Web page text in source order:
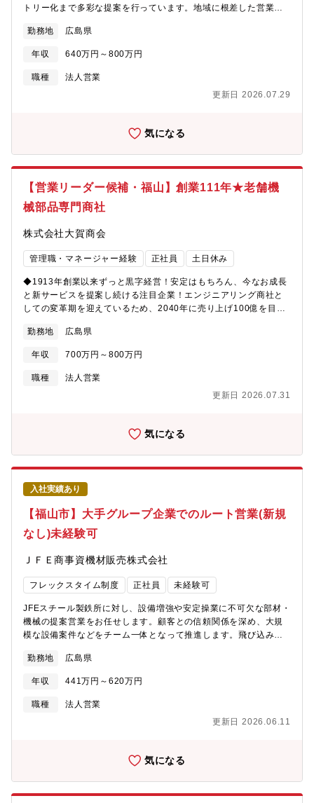
トリー化まで多彩な提案を行っています。地域に根差した営業活
課題に深く入り込んだ提案ができることも特徴です。お客様先へ
訪問し、生産現場の課題やニーズをヒアリング。社内エンジニア
やメーカー担当者と打ち合わせを重ねながら、FA機器やロボッ
ト、IoTシステム、空調・照明設備などを組み合わせた最適な提案
当し、導入後のフォローまで一貫して携わります。【職務詳細】■
ット・DXシステムの提案■社内技術部門・メーカーとの仕様打ち
合わせ■協力会社との工事調整■設備導入時の立会い■導入後のアフ
ターフォロー
勤務地 広島県
年収 640万円～800万円
職種
法人営業
更新日 2026.07.29
気になる
【営業リーダー候補・福山】創業111年★老舗機
械部品専門商社
株式会社大賀商会
管理職・マネージャー経験 正社員 土日休み
◆1913年創業以来ずっと黒字経営！安定はもちろん、今なお成長
と新サービスを提案し続ける注目企業！エンジニアリング商社と
しての変革期を迎えているため、2040年に売り上げ100億を目指
ジニアリング商社としての変革期を迎えています。2040年の年商
100億円達成という高い目標を掲げる中、営業部門の組織力強化が
急務となっています。 今回の募集では、現場の指揮を執るだけで
なく、次世代の営業戦略を構築し、チームを牽引いただけるマネ
の顧客に対し、機械部品や産業設備のコンサルティング営業を推
たします。自らも重要案件を担当しつつ、メンバーの育成や営業
戦略の実行管理を担っていただきます。【職務詳細】■営業戦略の
立案・実行管理：中長期目標達成に向けたエリア・ターゲット別
の営業戦略の策定■組織マネジメント：メンバー（数名～）の目標
管理、同行支援、教育、モチベーション管理■キーアカウント（重
要顧客）対応：大手優良顧客への深耕営業および難易度の高い商
談のクロージング■販売チャネルの最適化：新規販売パートナーの
開拓および既存パートナーとの戦略的提携■営業プロセスの改善：
ナレッジの共有や業務効率化による組織全体の営業力底上げ【ポ
舗企業の転換期において、経営層に近い視点で組織づくりに参画
できる■マネジメントスキル：地場大手企業との強固な信頼関係を
ベースに、チームとしての成果を最大化させる手応え■キャリアパ
ス：将来的には営業部門全体を統括する部長職や、経営に直結す
るポジションへのステップアップも可能【取扱商品例】軸受（ベ
アリング）/オイルレスベアリング/直動製品/Oリング/オイルシー
ル等/工作機械/生産ライン搬送機器/産業用ロボット/油空圧機器★
単なる「モノ売り」ではなく、顧客の生産課題を解決する「シス
勤務地 広島県
年収 700万円～800万円
職種
法人営業
更新日 2026.07.31
気になる
入社実績あり
【福山市】大手グループ企業でのルート営業(新規
なし)未経験可
ＪＦＥ商事資機材販売株式会社
フレックスタイム制度 正社員 未経験可
JFEスチール製鉄所に対し、設備増強や安定操業に不可欠な部材・
機械の提案営業をお任せします。顧客との信頼関係を深め、大規
模な設備案件などをチーム一体となって推進します。飛び込みな
鉄鋼業を支える社会貢献性の高さが魅力です。既存顧客との信頼
構築に集中でき、充実した教育体制のもとで市場価値を高められ
ます。日本の産業を支える大規模案件を任される達成感があり、
未経験からでも安心してスタートできます。【期待する役割】JFE
担当していただきます。【職務内容】1,500社ほどある仕入れ先メ
案します。価格交渉・納期調整・スペック確認・見積書作成・注
文書発行・検収・支払回収などを行います。【営業スタイル】新
規開拓営業はありません。コツコツと信頼関係を構築する営業ス
タイルです。営業先のJFEスチール製鉄所内は広く、社用車で巡回
勤務地 広島県
年収 441万円～620万円
職種
法人営業
更新日 2026.06.11
気になる